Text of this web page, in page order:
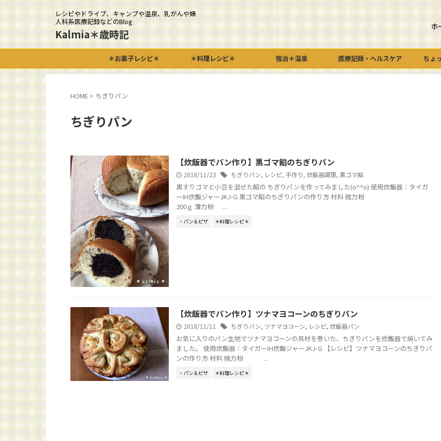
レシピやドライブ、キャンプや温泉、乳がんや婦
人科系医療記録などのBlog
Kalmia＊歳時記
ホ
＊お菓子レシピ＊ ＊料理レシピ＊ 宿泊＊温泉 医療記録・ヘルスケア ちょ
HOME > ちぎりパン
ちぎりパン
【炊飯器でパン作り】黒ゴマ餡のちぎりパン
2018/11/23 ちぎりパン, レシピ, 手作り, 炊飯器調理, 黒ゴマ餡
黒すりゴマと小豆を混ぜた餡の ちぎりパンを作ってみました(o^^o) 使用炊飯器：タイガ
ーIH炊飯ジャーJKJ-G 黒ゴマ餡のちぎりパンの作り方 材料 強力粉
200ｇ 薄力粉 ...
・パン＆ピザ ＊料理レシピ＊
【炊飯器でパン作り】ツナマヨコーンのちぎりパン
2018/11/11 ちぎりパン, ツナマヨコーン, レシピ, 炊飯器パン
お気に入りのパン生地でツナマヨコーンの具材を巻いた、ちぎりパンを炊飯器で焼いてみ
ました。 使用炊飯器：タイガーIH炊飯ジャーJKJ-G 【レシピ】ツナマヨコーンのちぎりパ
ンの作り方 材料 強力粉 ...
・パン＆ピザ ＊料理レシピ＊